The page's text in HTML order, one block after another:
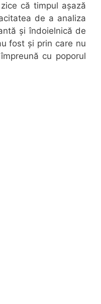
că timpul așază
de a analiza
și îndoielnică de
fost și prin care nu
cu poporul